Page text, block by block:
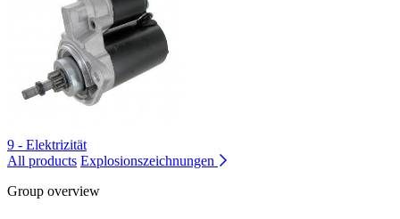
9 - Elektrizität
All products Explosionszeichnungen
Group overview